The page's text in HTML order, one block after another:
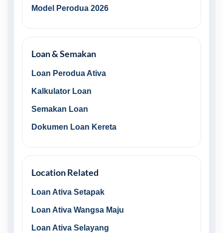
Model Perodua 2026
Loan & Semakan
Loan Perodua Ativa
Kalkulator Loan
Semakan Loan
Dokumen Loan Kereta
Location Related
Loan Ativa Setapak
Loan Ativa Wangsa Maju
Loan Ativa Selayang